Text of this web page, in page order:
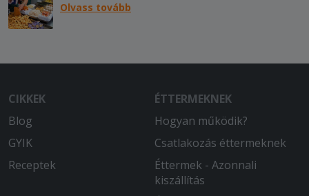
Olvass tovább
CIKKEK
Blog
GYIK
Receptek
ÉTTERMEKNEK
Hogyan működik?
Csatlakozás éttermeknek
Éttermek - Azonnali
kiszállítás